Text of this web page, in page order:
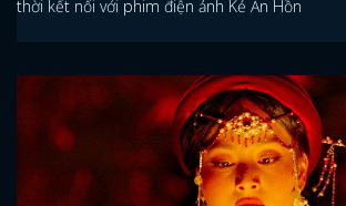
thời kết nối với phim điện ảnh Kẻ Ăn Hồn